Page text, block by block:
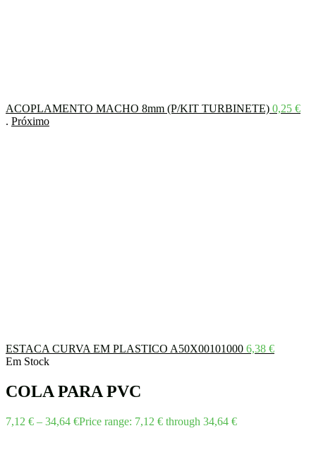
ACOPLAMENTO MACHO 8mm (P/KIT TURBINETE) 0,25 €
. Próximo
ESTACA CURVA EM PLASTICO A50X00101000 6,38 €
Em Stock
COLA PARA PVC
7,12 € – 34,64 €Price range: 7,12 € through 34,64 €